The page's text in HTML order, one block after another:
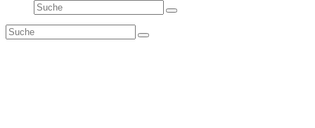
Suche
Senden
Suche
Senden